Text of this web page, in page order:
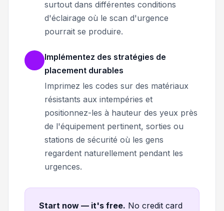
surtout dans différentes conditions
d'éclairage où le scan d'urgence
pourrait se produire.
Implémentez des stratégies de
placement durables
Imprimez les codes sur des matériaux
résistants aux intempéries et
positionnez-les à hauteur des yeux près
de l'équipement pertinent, sorties ou
stations de sécurité où les gens
regardent naturellement pendant les
urgences.
Start now — it's free. No credit card